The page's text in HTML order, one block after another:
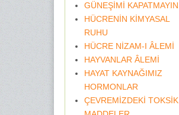
GÜNEŞİMİ KAPATMAYIN
HÜCRENİN KİMYASAL
RUHU
HÜCRE NİZAM-I ÂLEMİ
HAYVANLAR ÂLEMİ
HAYAT KAYNAĞIMIZ
HORMONLAR
ÇEVREMİZDEKİ TOKSİK